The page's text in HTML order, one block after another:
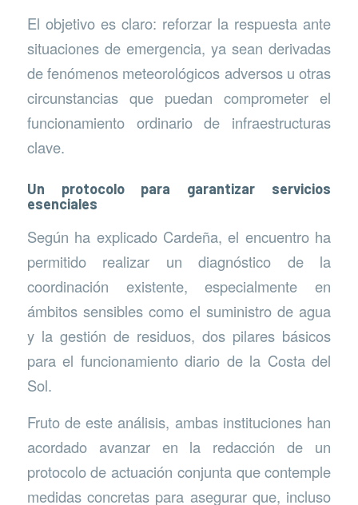
El objetivo es claro: reforzar la respuesta ante
situaciones de emergencia, ya sean derivadas
de fenómenos meteorológicos adversos u otras
circunstancias que puedan comprometer el
funcionamiento ordinario de infraestructuras
clave.
Un protocolo para garantizar servicios
esenciales
Según ha explicado Cardeña, el encuentro ha
permitido realizar un diagnóstico de la
coordinación existente, especialmente en
ámbitos sensibles como el suministro de agua
y la gestión de residuos, dos pilares básicos
para el funcionamiento diario de la Costa del
Sol.
Fruto de este análisis, ambas instituciones han
acordado avanzar en la redacción de un
protocolo de actuación conjunta que contemple
medidas concretas para asegurar que, incluso